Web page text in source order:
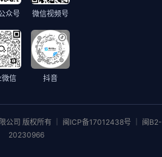
众号 微信视频号
微信 抖音
公司 版权所有 ｜ 闽ICP备17012438号 ｜ 闽B2-
20230966